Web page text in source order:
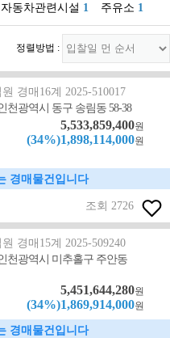
자동차관련시설 1 주유소 1
정렬방법 :
경매16계 2025-510017
천광역시 동구 송림동 58-38
5,533,859,400원
(34%)1,898,114,000원
경매물건입니다
조회 2726
경매15계 2025-509240
천광역시 미추홀구 주안동
5,451,644,280원
(34%)1,869,914,000원
경매물건입니다